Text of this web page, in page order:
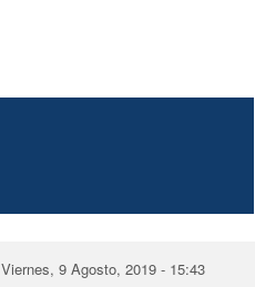
Viernes, 9 Agosto, 2019 - 15:43